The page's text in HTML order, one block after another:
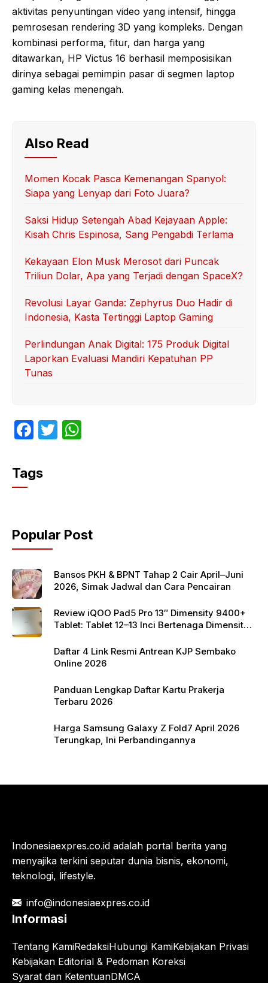
aktivitas penyuntingan video yang intensif, hingga
pemrosesan rendering 3D yang kompleks. Dengan
kombinasi performa, fitur, dan harga yang
ditawarkan, HP Victus 16 berhasil memposisikan
dirinya sebagai pemimpin pasar di segmen laptop
gaming kelas menengah.
Also Read
Momen Kocak Pasca Kemenangan Spanyol:
Siapa yang Lenyap dari Foto Juara?
Saksi Hidup Setengah Abad Kejayaan Apple:
Kisah Chris Espinosa, Sang Pengabdi Terlama
Kekayaan Elon Musk Merosot dari Puncak
Triliun Dolar, Apa yang Terjadi dengan SpaceX?
Revolusi Layar Ganda: Zephyrus Duo Hadir di
Indonesia, Kasta Tertinggi Laptop Gaming
Perlindungan Anak Digital: 175 Produk Digital
Laporkan Evaluasi Mandiri Kepatuhan PP
Tunas
F
c
e
o
o
k
T
p
p
Tags
Popular Post
Bansos PKH & BPNT Tahap 2 Cair April–Juni
2026, Simak Jadwal dan Cara Pencairan
Review iQOO Pad5 Pro 13″ Dimensity 9400+
Tablet: Tablet 12–13 Inci Bertenaga Dimensity
Daftar 4 Link Resmi Antrean KJP Sembako
Online 2026
Panduan Lengkap Daftar Kartu Prakerja
Terbaru 2026
Harga Samsung Galaxy Z Fold7 April 2026
Terungkap, Ini Perbandingannya
Indonesiaexpres.co.id adalah portal berita yang
menyajika terkini seputar dunia bisnis, ekonomi,
teknologi, lifestyle.
info@indonesiaexpres.co.id
Informasi
Tentang KamiRedaksiHubungi KamiKebijakan Privasi
Kebijakan Editorial & Pedoman Koreksi
Syarat dan KetentuanDMCA